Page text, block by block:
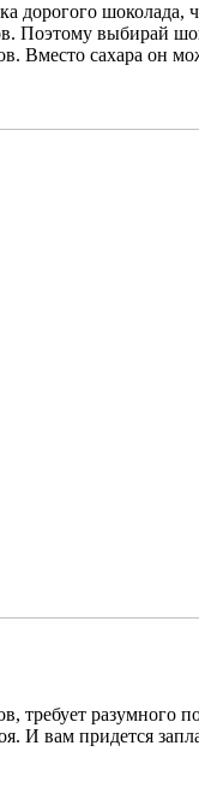
дорогого
Поэтому выбирай
Вместо сахара он
разумного
И вам придется